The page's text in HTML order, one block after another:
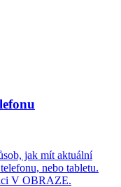
jak mít aktuální
nebo tabletu.
V OBRAZE.